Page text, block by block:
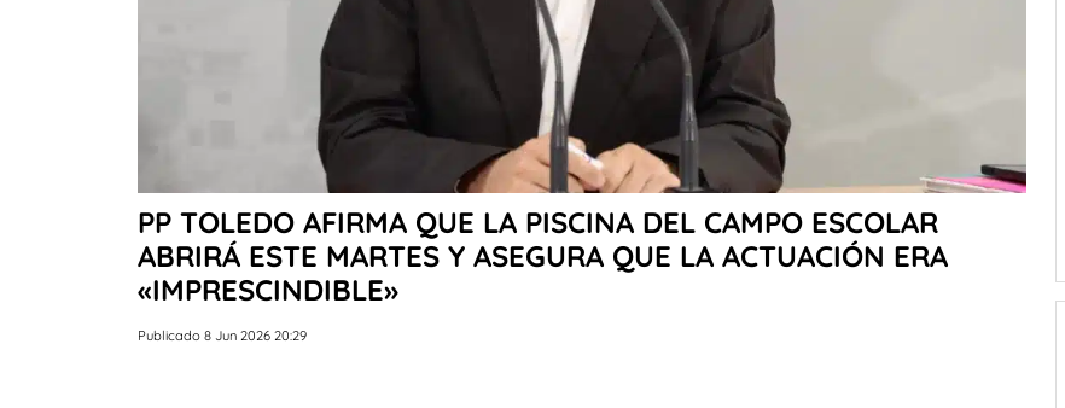
PP TOLEDO AFIRMA QUE LA PISCINA DEL CAMPO ESCOLAR
ABRIRÁ ESTE MARTES Y ASEGURA QUE LA ACTUACIÓN ERA
«IMPRESCINDIBLE»
Publicado 8 Jun 2026 20:29